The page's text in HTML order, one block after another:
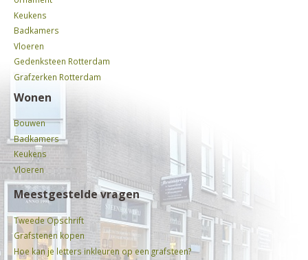
Keukens
Badkamers
Vloeren
Gedenksteen Rotterdam
Grafzerken Rotterdam
Wonen
Bouwen
Badkamers
Keukens
Vloeren
Meestgestelde vragen
Tweede Opschrift
Grafstenen kopen
Hoe kan je letters inkleuren op een grafsteen?